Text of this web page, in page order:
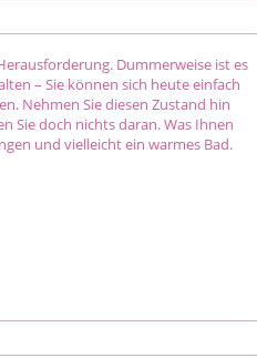
Dummerweise ist es
– Sie können sich heute einfach
Nehmen Sie diesen Zustand hin
Sie doch nichts daran. Was Ihnen
und vielleicht ein warmes Bad.